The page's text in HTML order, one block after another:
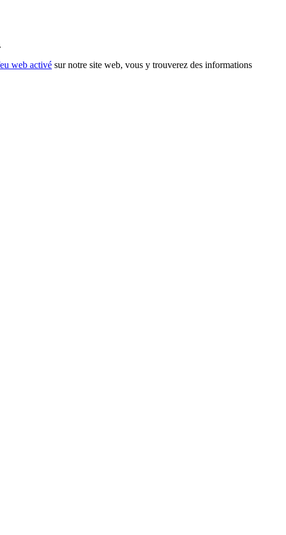
web activé sur notre site web, vous y trouverez des informations